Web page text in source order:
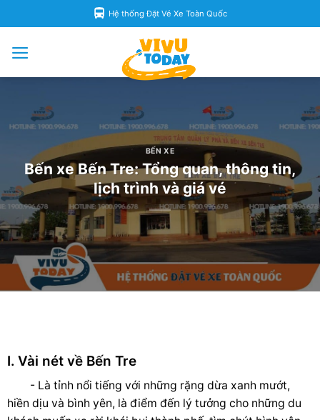
to
Hệ thống Đặt Vé Xe Toàn Quốc
BẾN XE
Bến xe Bến Tre: Tổng quan, thông tin,
lịch trình và giá vé
I. Vài nét về Bến Tre
- Là tỉnh nổi tiếng với những rặng dừa xanh mướt,
hiền dịu và bình yên, là điểm đến lý tưởng cho những du